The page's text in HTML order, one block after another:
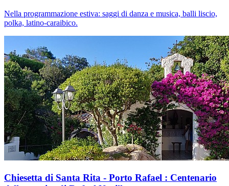
Nella programmazione estiva: saggi di danza e musica, balli liscio,
polka, latino-caraibico.
Chiesetta di Santa Rita - Porto Rafael : Centenario